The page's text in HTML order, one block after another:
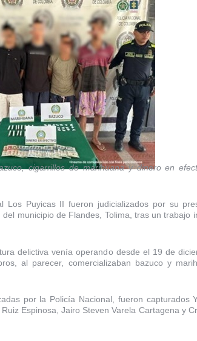
cigarrillos de marihuana y dinero en
Los Puyicas II fueron judicializados por su
municipio de Flandes, Tolima, tras un trabajo
delictiva venía operando desde el 19 de
al parecer, comercializaban bazuco y
por la Policía Nacional, fueron capturados
Espinosa, Jairo Steven Varela Cartagena y